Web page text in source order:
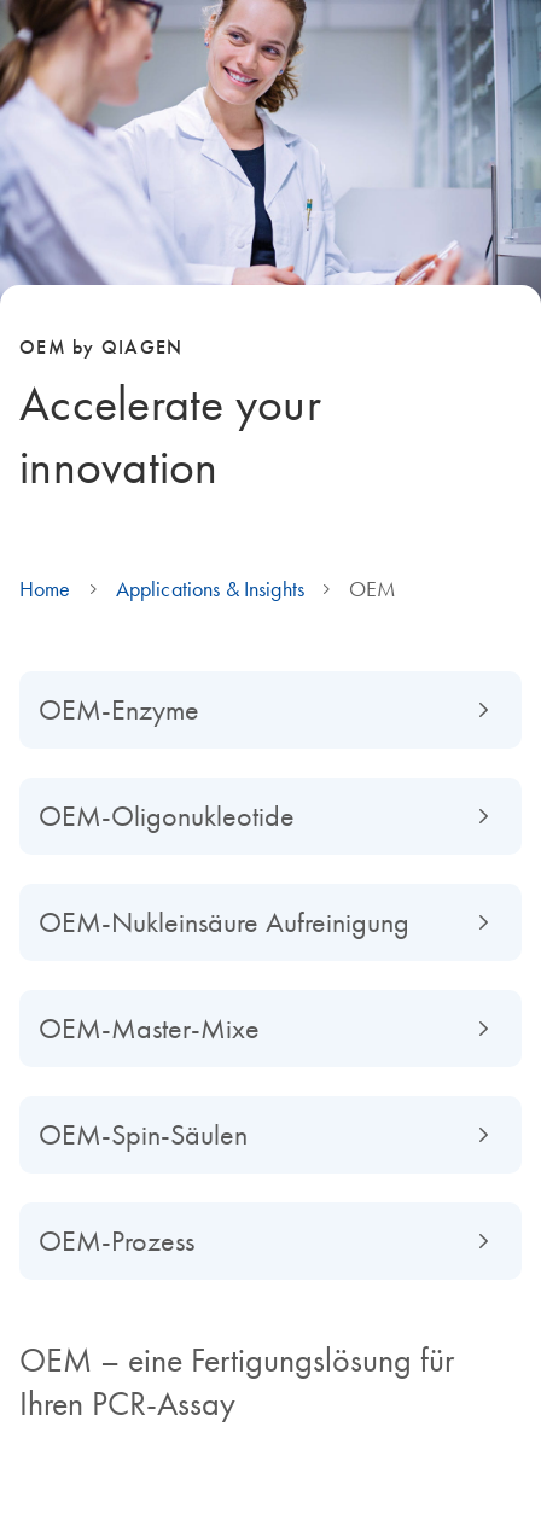
OEM by QIAGEN
Accelerate your
innovation
Home Applications & Insights OEM
OEM-Enzyme
OEM-Oligonukleotide
OEM-Nukleinsäure Aufreinigung
OEM-Master-Mixe
OEM-Spin-Säulen
OEM-Prozess
OEM – eine Fertigungslösung für
Ihren PCR-Assay